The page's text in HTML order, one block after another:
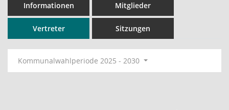
Informationen Mitglieder
Vertreter Sitzungen
Kommunalwahlperiode 2025 - 2030